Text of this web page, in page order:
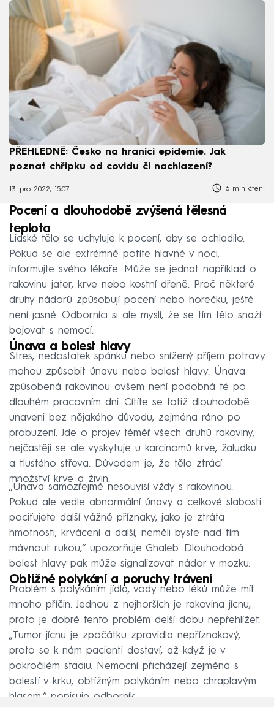
PŘEHLEDNĚ: Česko na hranici epidemie. Jak
poznat chřipku od covidu či nachlazení?
13. pro 2022, 15:07 6 min čtení
Pocení a dlouhodobě zvýšená tělesná
teplota
Lidské tělo se uchyluje k pocení, aby se ochladilo.
Pokud se ale extrémně potíte hlavně v noci,
informujte svého lékaře. Může se jednat například o
rakovinu jater, krve nebo kostní dřeně. Proč některé
druhy nádorů způsobují pocení nebo horečku, ještě
není jasné. Odborníci si ale myslí, že se tím tělo snaží
bojovat s nemocí.
Únava a bolest hlavy
Stres, nedostatek spánku nebo snížený příjem potravy
mohou způsobit únavu nebo bolest hlavy. Únava
způsobená rakovinou ovšem není podobná té po
dlouhém pracovním dni. Cítíte se totiž dlouhodobě
unaveni bez nějakého důvodu, zejména ráno po
probuzení. Jde o projev téměř všech druhů rakoviny,
nejčastěji se ale vyskytuje u karcinomů krve, žaludku
a tlustého střeva. Důvodem je, že tělo ztrácí
množství krve a živin.
„Únava samozřejmě nesouvisí vždy s rakovinou.
Pokud ale vedle abnormální únavy a celkové slabosti
pociťujete další vážné příznaky, jako je ztráta
hmotnosti, krvácení a další, neměli byste nad tím
mávnout rukou,“ upozorňuje Ghaleb. Dlouhodobá
bolest hlavy pak může signalizovat nádor v mozku.
Obtížné polykání a poruchy trávení
Problém s polykáním jídla, vody nebo léků může mít
mnoho příčin. Jednou z nejhorších je rakovina jícnu,
proto je dobré tento problém delší dobu nepřehlížet.
„Tumor jícnu je zpočátku zpravidla nepříznakový,
proto se k nám pacienti dostaví, až když je v
pokročilém stadiu. Nemocní přicházejí zejména s
bolestí v krku, obtížným polykáním nebo chraplavým
hlasem,“ popisuje odborník.